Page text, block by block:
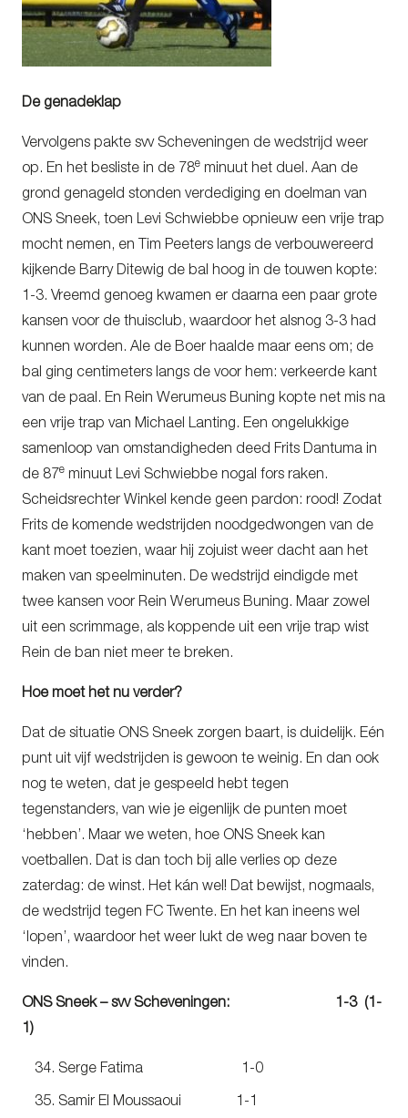
De genadeklap
Vervolgens pakte svv Scheveningen de wedstrijd weer
op. En het besliste in de 78e minuut het duel. Aan de
grond genageld stonden verdediging en doelman van
ONS Sneek, toen Levi Schwiebbe opnieuw een vrije trap
mocht nemen, en Tim Peeters langs de verbouwereerd
kijkende Barry Ditewig de bal hoog in de touwen kopte:
1-3. Vreemd genoeg kwamen er daarna een paar grote
kansen voor de thuisclub, waardoor het alsnog 3-3 had
kunnen worden. Ale de Boer haalde maar eens om; de
bal ging centimeters langs de voor hem: verkeerde kant
van de paal. En Rein Werumeus Buning kopte net mis na
een vrije trap van Michael Lanting. Een ongelukkige
samenloop van omstandigheden deed Frits Dantuma in
de 87e minuut Levi Schwiebbe nogal fors raken.
Scheidsrechter Winkel kende geen pardon: rood! Zodat
Frits de komende wedstrijden noodgedwongen van de
kant moet toezien, waar hij zojuist weer dacht aan het
maken van speelminuten. De wedstrijd eindigde met
twee kansen voor Rein Werumeus Buning. Maar zowel
uit een scrimmage, als koppende uit een vrije trap wist
Rein de ban niet meer te breken.
Hoe moet het nu verder?
Dat de situatie ONS Sneek zorgen baart, is duidelijk. Eén
punt uit vijf wedstrijden is gewoon te weinig. En dan ook
nog te weten, dat je gespeeld hebt tegen
tegenstanders, van wie je eigenlijk de punten moet
‘hebben’. Maar we weten, hoe ONS Sneek kan
voetballen. Dat is dan toch bij alle verlies op deze
zaterdag: de winst. Het kán wel! Dat bewijst, nogmaals,
de wedstrijd tegen FC Twente. En het kan ineens wel
‘lopen’, waardoor het weer lukt de weg naar boven te
vinden.
ONS Sneek – svv Scheveningen: 1-3 (1-
1)
Serge Fatima 1-0
Samir El Moussaoui 1-1